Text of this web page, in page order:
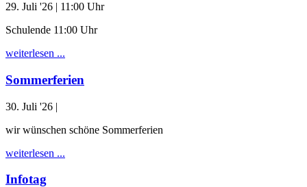
29. Juli '26 | 11:00 Uhr
Schulende 11:00 Uhr
weiterlesen ...
Sommerferien
30. Juli '26 |
wir wünschen schöne Sommerferien
weiterlesen ...
Infotag